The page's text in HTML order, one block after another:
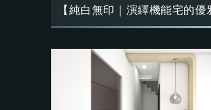
【純白無印｜演繹機能宅的優